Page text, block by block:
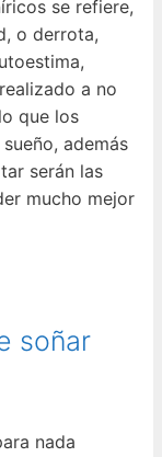
se refiere,
o derrota,
a no
que los
además
serán las
mucho mejor
soñar
nada